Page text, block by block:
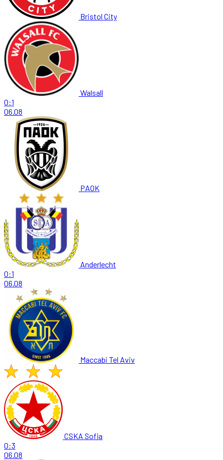
Bristol City
Walsall
0:1
06.08
PAOK
Anderlecht
0:1
06.08
Maccabi Tel Aviv
CSKA Sofia
0:3
06.08